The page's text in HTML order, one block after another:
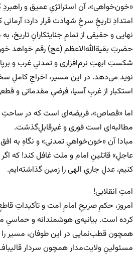
«خون‌خواهی»، آن استراتژیِ عمیق و
امتدادِ تاریخِ سرخِ شهادت قرار دارد؛
نهایی و حقیقی از تمامِ جنایتکارانِ تاریخ،
حضرتِ بقیةالله‌الاعظم (عج) رقم خواهد
شکستِ ابهتِ نرم‌افزاری و تمدنیِ غرب و
نوید می‌دهد. در این مسیر، اخراجِ کاملِ
استکبار از غربِ آسیا، فرضیِ مقدماتی و
اما «قصاص»، فریضه‌ای است که در ساحتِ
مطالبه‌ای است فوری و غیرقابلِ‌گذشت.
مبادا آن «خون‌خواهیِ تمدنی» و نگاهِ به
عاجلِ» قاتلینِ امام و ملت غافل کند! که
کنیم، عدلِ جاریِ الهی را زمین گذاشته‌ایم.
امتِ انقلابی!
امروز، حکمِ صریحِ امامِ امت و تأکیداتِ
کرده است. بیانیه‌ی هوشمندانه و حماسیِ
همچون قطب‌نمایی در این طوفان، مسیر
مسئولینِ ولایت‌مدار همچون سردار